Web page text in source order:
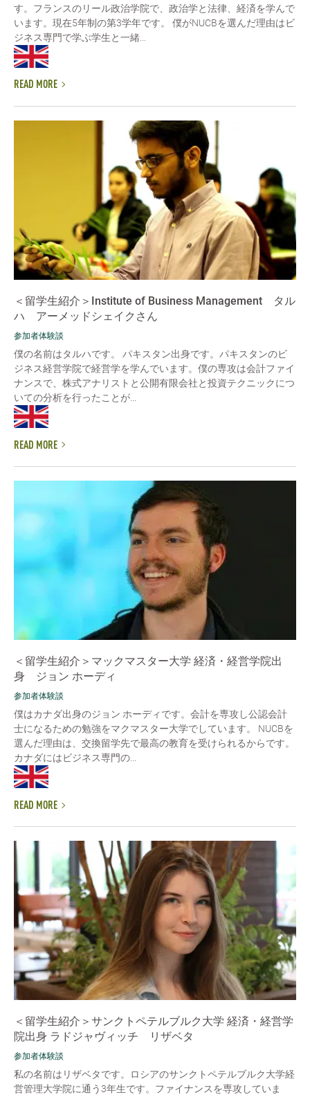
す。フランスのリール政治学院で、政治学と法律、経済を学んで
います。現在5年制の第3学年です。 僕がNUCBを選んだ理由はビ
ジネス専門で学ぶ学生と一緒...
READ MORE
＜留学生紹介＞Institute of Business Management タル
ハ アーメッドシェイクさん
参加者体験談
僕の名前はタルハです。 パキスタン出身です。パキスタンのビ
ジネス経営学院で経営学を学んでいます。僕の専攻は会計ファイ
ナンスで、株式アナリストと公開有限会社と投資テクニックにつ
いての分析を行ったことが...
READ MORE
＜留学生紹介＞マックマスター大学 経済・経営学院出
身 ジョン ホーディ
参加者体験談
僕はカナダ出身のジョン ホーディです。会計を専攻し公認会計
士になるための勉強をマクマスター大学でしています。 NUCBを
選んだ理由は、交換留学先で最高の教育を受けられるからです。
カナダにはビジネス専門の...
READ MORE
＜留学生紹介＞サンクトペテルブルク大学 経済・経営学
院出身 ラドジャヴィッチ リザベタ
参加者体験談
私の名前はリザベタです。ロシアのサンクトペテルブルク大学経
営管理大学院に通う3年生です。ファイナンスを専攻していま